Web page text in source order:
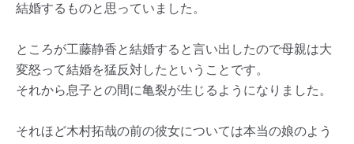
結婚するものと思っていました。
ところが工藤静香と結婚すると言い出したので母親は大
変怒って結婚を猛反対したということです。
それから息子との間に亀裂が生じるようになりました。
それほど木村拓哉の前の彼女については本当の娘のよう